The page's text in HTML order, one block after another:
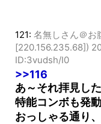
121: 名無しさん＠
[220.156.235.68])
ID:3vudsh/I0
>>116
あ～それ拝見し
特能コンボも発
おっしゃる通り